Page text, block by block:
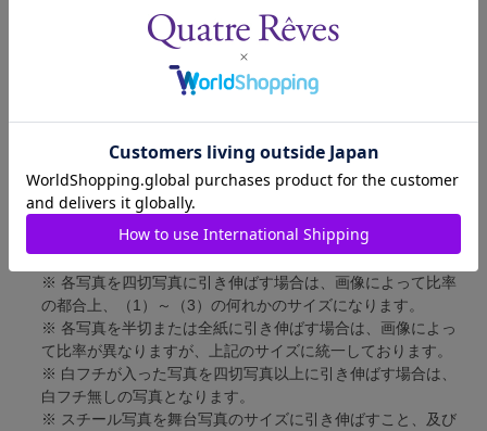
短辺 217mm × 長辺 305mm
短辺 213mm × 長辺 305mm
短辺 254mm × 長辺 305mm
半切写真
短辺 305mm × 長辺 432mm
短辺 402mm × 長辺 559mm
写真のサイズにつきまして、下記の件も併せてご了承ください。
※ 宝塚大劇場および新人公演の舞台写真につきましては、4辺
に白フチが入ります。
※ 各写真を四切写真に引き伸ばす場合は、画像によって比率
の都合上、（1）～（3）の何れかのサイズになります。
※ 各写真を半切または全紙に引き伸ばす場合は、画像によっ
て比率が異なりますが、上記のサイズに統一しております。
※ 白フチが入った写真を四切写真以上に引き伸ばす場合は、
白フチ無しの写真となります。
※ スチール写真を舞台写真のサイズに引き伸ばすこと、及び